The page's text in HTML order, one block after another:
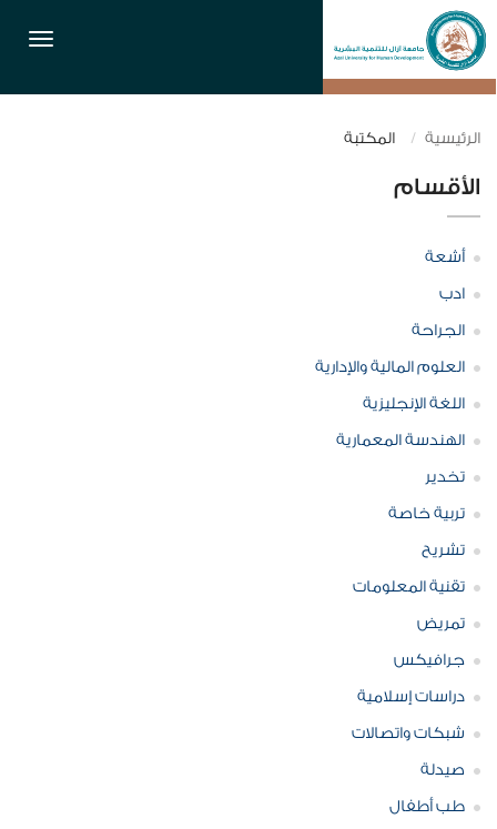
الرئيسية المكتبة
الأقسام
أشعة
ادب
الجراحة
العلوم المالية والإدارية
اللغة الإنجليزية
الهندسة المعمارية
تخدير
تربية خاصة
تشريح
تقنية المعلومات
تمريض
جرافيكس
دراسات إسلامية
شبكات واتصالات
صيدلة
طب أطفال